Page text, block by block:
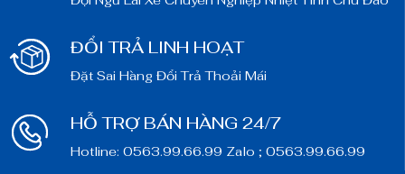
ĐỔI TRẢ LINH HOẠT
Đặt Sai Hàng Đổi Trả Thoải Mái
HỖ TRỢ BÁN HÀNG 24/7
Hotline: 0563.99.66.99 Zalo ; 0563.99.66.99